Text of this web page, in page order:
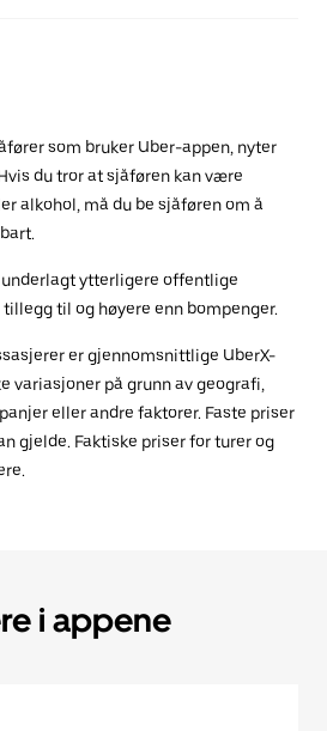
som bruker Uber-appen, nyter
du tror at sjåføren kan være
alkohol, må du be sjåføren om å
ytterligere offentlige
til og høyere enn bompenger.
er gjennomsnittlige UberX-
variasjoner på grunn av geografi,
eller andre faktorer. Faste priser
gjelde. Faktiske priser for turer og
i appene